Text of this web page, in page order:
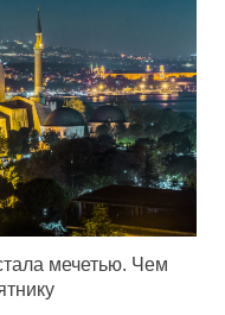
мечетью. Чем